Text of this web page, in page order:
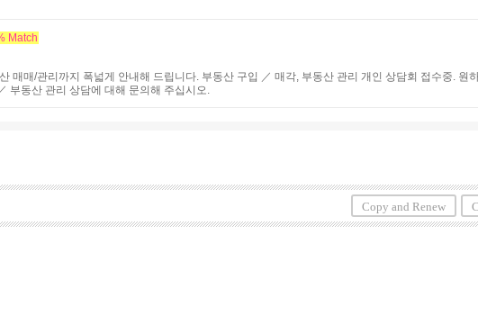
Match
매매/관리까지 폭넓게 안내해 드립니다. 부동산 구입 ／ 매각, 부동산 관리 개인 상담회 접수중. 원
부동산 관리 상담에 대해 문의해 주십시오.
Copy and Renew